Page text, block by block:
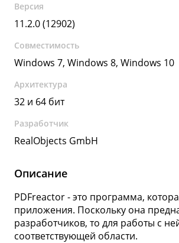
Версия
11.2.0 (12902)
Совместимость
Windows 7, Windows 8, Windows 10
Архитектура
32 и 64 бит
Разработчик
RealObjects GmbH
Описание
PDFreactor - это программа,
приложения. Поскольку она
разработчиков, то для работы с
соответствующей области.